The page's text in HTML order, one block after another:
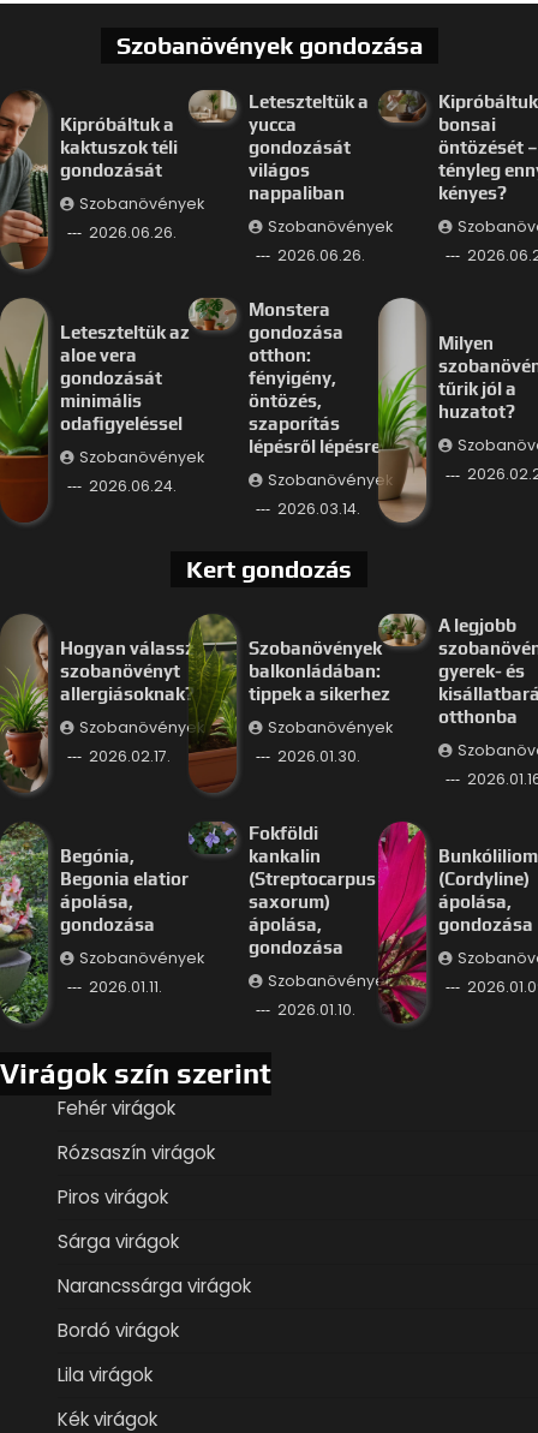
Szobanövények gondozása
Kipróbáltuk a
kaktuszok téli
gondozását
Szobanövények
2026.06.26.
Leteszteltük a
yucca
gondozását
világos
nappaliban
Szobanövények
2026.06.26.
bonsai
öntözését –
tényleg
kényes?
Leteszteltük az
aloe vera
gondozását
minimális
odafigyeléssel
Szobanövények
2026.06.24.
Monstera
gondozása
otthon:
fényigény,
öntözés,
szaporítás
lépésről lépésre
Szobanövények
2026.03.14.
Milyen
tűrik jól a
huzatot?
Kert gondozás
Hogyan válassz
szobanövényt
allergiásoknak?
Szobanövények
2026.02.17.
Szobanövények
balkonládában:
tippek a sikerhez
Szobanövények
2026.01.30.
A legjobb
gyerek- és
otthonba
Begónia,
Begonia elatior
ápolása,
gondozása
Szobanövények
2026.01.11.
Fokföldi
kankalin
(Streptocarpus
saxorum)
ápolása,
gondozása
Szobanövények
2026.01.10.
Bunkóliliom
(Cordyline)
ápolása,
gondozása
Virágok szín szerint
Fehér virágok
Rózsaszín virágok
Piros virágok
Sárga virágok
Narancssárga virágok
Bordó virágok
Lila virágok
Kék virágok